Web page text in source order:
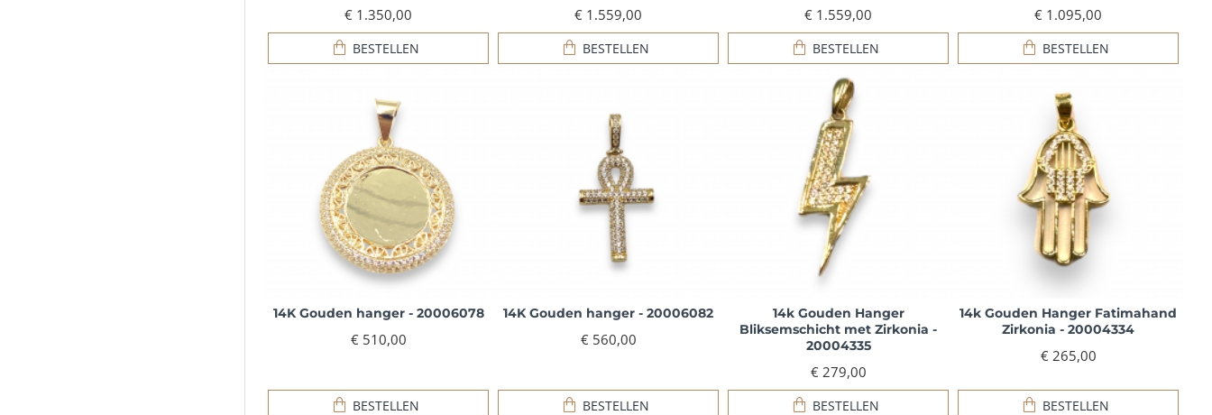
€ 1.350,00
BESTELLEN
€ 1.559,00
BESTELLEN
€ 1.559,00
BESTELLEN
€ 1.095,00
BESTELLEN
14K Gouden hanger - 20006078
€ 510,00
BESTELLEN
14K Gouden hanger - 20006082
€ 560,00
BESTELLEN
14k Gouden Hanger
Bliksemschicht met Zirkonia -
20004335
€ 279,00
BESTELLEN
14k Gouden Hanger Fatimahand
Zirkonia - 20004334
€ 265,00
BESTELLEN